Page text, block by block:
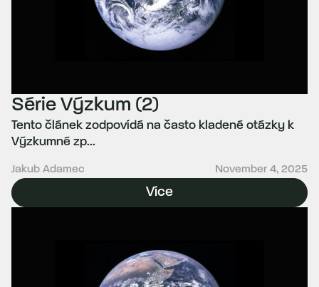
Série Výzkum (2)
Tento článek zodpovídá na často kladené otázky k
Výzkumné zp...
Jakub Adamec November 4, 2025
Více